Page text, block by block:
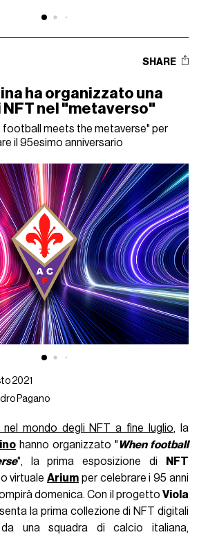
SHARE
ha organizzato una
NFT nel "metaverso"
football meets the metaverse" per
il 95esimo anniversario
2021
Pagano
mondo degli NFT a fine luglio, la
hanno organizzato "When football
", la prima esposizione di
NFT
virtualeArium per celebrare i 95 anni
domenica. Con il progetto Viola
la prima collezione di NFT digitali
una squadra di calcio italiana,